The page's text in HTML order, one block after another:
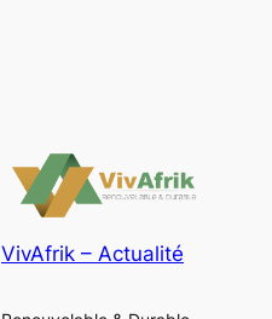
VivAfrik – Actualité